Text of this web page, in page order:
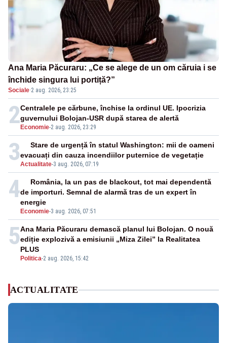
Ana Maria Păcuraru: „Ce se alege de un om căruia i se
închide singura lui portiță?”
Sociale·2 aug. 2026, 23:25
2 Economie-2 aug. 2026, 23:29
Centralele pe cărbune, închise la ordinul UE. Ipocrizia
guvernului Bolojan-USR după starea de alertă
3Actualitate-3 aug. 2026, 07:19
Stare de urgență în statul Washington: mii de oameni
evacuați din cauza incendiilor puternice de vegetație
4
Economie-3 aug. 2026, 07:51
România, la un pas de blackout, tot mai dependentă
de importuri. Semnal de alarmă tras de un expert în
energie
5
Politica-2 aug. 2026, 15:42
Ana Maria Păcuraru demască planul lui Bolojan. O nouă
ediție explozivă a emisiunii „Miza Zilei” la Realitatea
PLUS
ACTUALITATE